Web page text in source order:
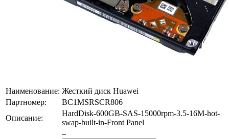
Наименование: Жесткий диск Huawei
Партномер:
BC1MSRSCR806
Описание:
HardDisk-600GB-SAS-15000rpm-3.5-16M-hot-
swap-built-in-Front Panel
–